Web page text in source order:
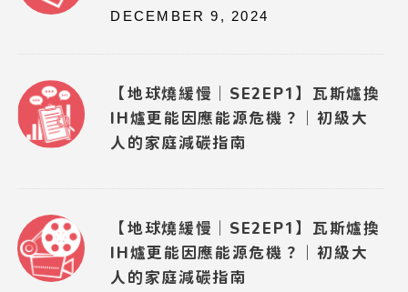
DECEMBER 9, 2024
【地球燒緩慢｜SE2EP1】瓦斯爐換
IH爐更能因應能源危機？｜初級大
人的家庭減碳指南
【地球燒緩慢｜SE2EP1】瓦斯爐換
IH爐更能因應能源危機？｜初級大
人的家庭減碳指南